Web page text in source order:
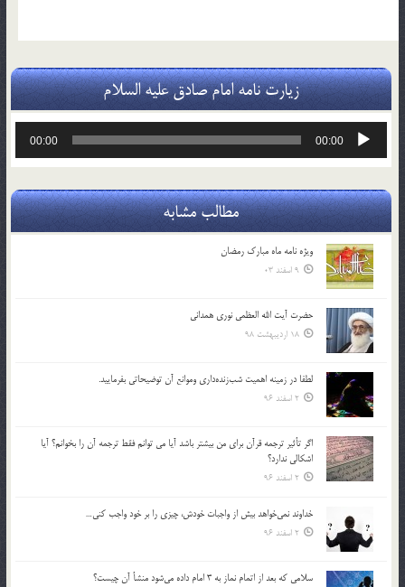
زیارت نامه امام صادق علیه السلام
پخش‌کننده
00:00
00:00
مطالب مشابه
ویژه نامه ماه مبارک رمضان
9 اسفند 03
حضرت آیت الله العظمی نوری همدانی
18 اردیبهشت 98
لطفا در زمينه اهميت شب‌زنده‌داري وموانع آن توضيحاتي بفرماييد.
2 اسفند 96
اگر تأثير ترجمه قرآن براي من بيشتر باشد آيا مي توانم فقط ترجمه آن را بخوانم؟ آيا
اشكالي ندارد؟
2 اسفند 96
خداوند نمي‌خواهد بيش از واجبات خودش، چيزي را بر خود واجب كني…
2 اسفند 96
سلامي كه بعد از اتمام نماز به 3 امام داده مي‌شود منشأ آن چيست؟